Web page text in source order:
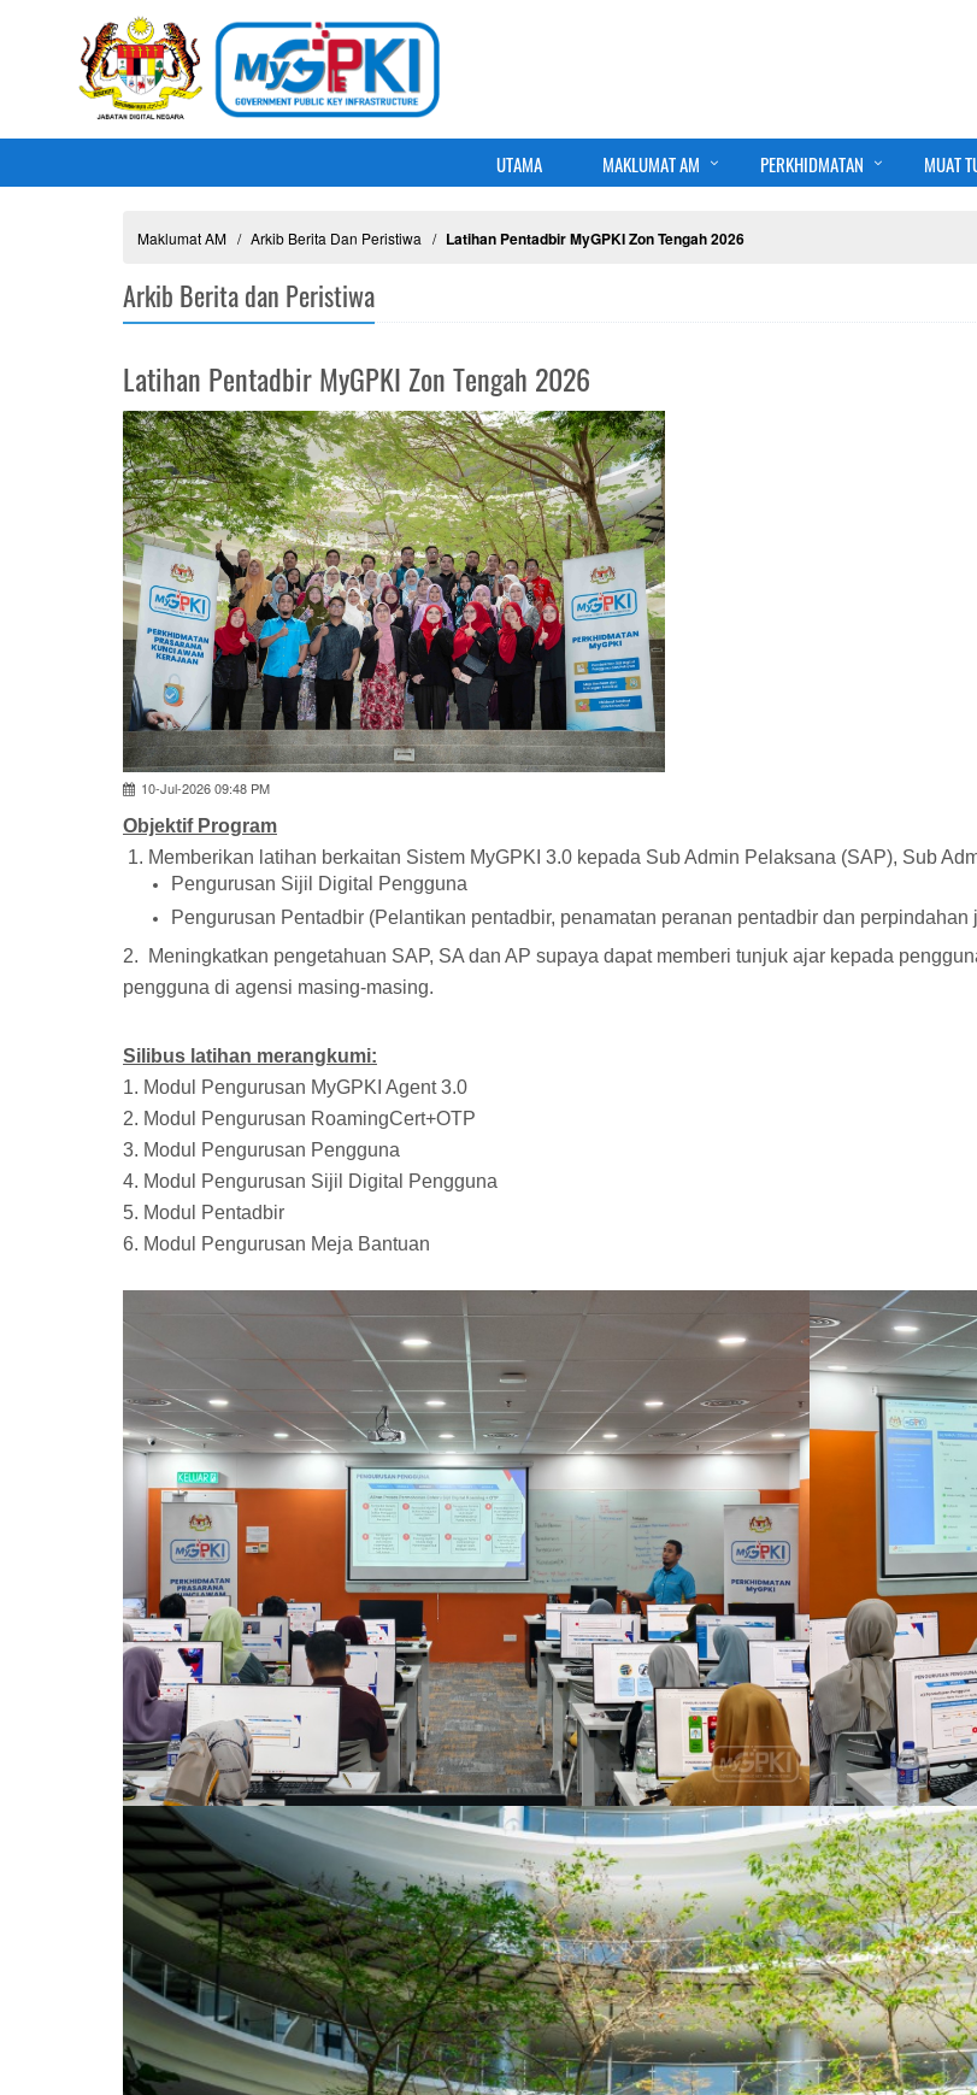
UTAMA MAKLUMAT AM PERKHIDMATAN MUAT
Maklumat AM Arkib Berita Dan Peristiwa Latihan Pentadbir MyGPKI Zon Tengah 2026
Arkib Berita dan Peristiwa
Latihan Pentadbir MyGPKI Zon Tengah 2026
10-Jul-2026 09:48 PM
Objektif Program
1. Memberikan latihan berkaitan Sistem MyGPKI 3.0 kepada Sub Admin Pelaksana (SAP), Sub
Pengurusan Sijil Digital Pengguna
Pengurusan Pentadbir (Pelantikan pentadbir, penamatan peranan pentadbir dan perpindahan
2. Meningkatkan pengetahuan SAP, SA dan AP supaya dapat memberi tunjuk ajar kepada
pengguna di agensi masing-masing.
Silibus latihan merangkumi:
1. Modul Pengurusan MyGPKI Agent 3.0
2. Modul Pengurusan RoamingCert+OTP
3. Modul Pengurusan Pengguna
4. Modul Pengurusan Sijil Digital Pengguna
5. Modul Pentadbir
6. Modul Pengurusan Meja Bantuan